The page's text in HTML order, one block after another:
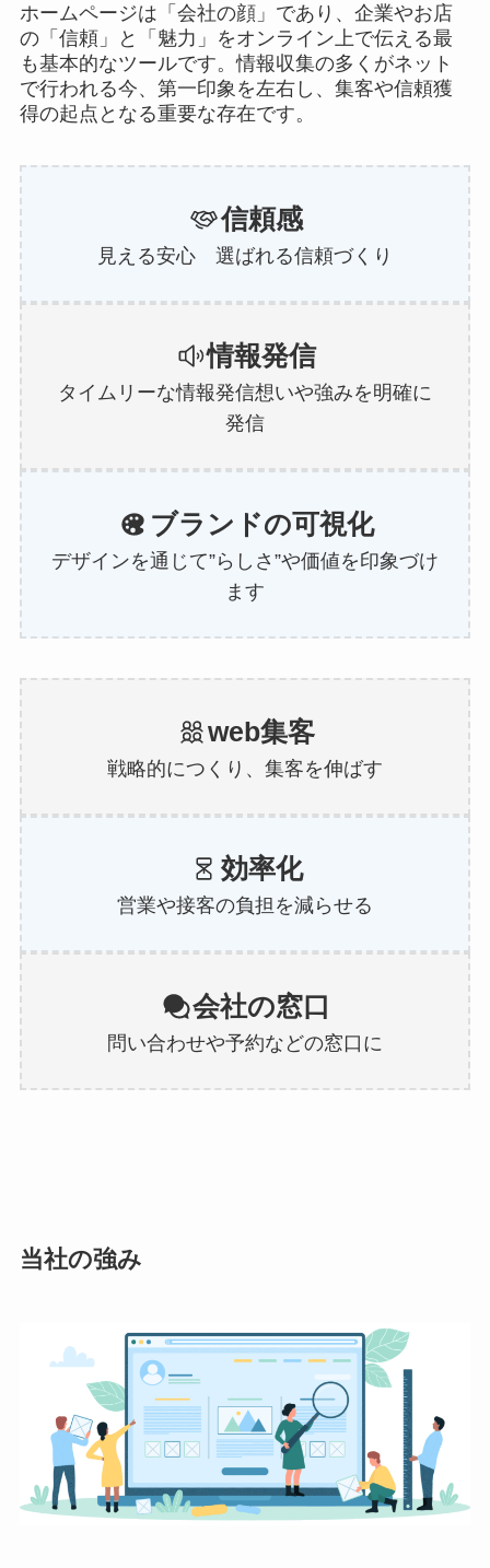
ホームページは「会社の顔」であり、企業やお店
の「信頼」と「魅力」をオンライン上で伝える最
も基本的なツールです。情報収集の多くがネット
で行われる今、第一印象を左右し、集客や信頼獲
得の起点となる重要な存在です。
信頼感
見える安心 選ばれる信頼づくり
情報発信
タイムリーな情報発信想いや強みを明確に
発信
ブランドの可視化
デザインを通じて”らしさ”や価値を印象づけ
ます
web集客
戦略的につくり、集客を伸ばす
効率化
営業や接客の負担を減らせる
会社の窓口
問い合わせや予約などの窓口に
当社の強み